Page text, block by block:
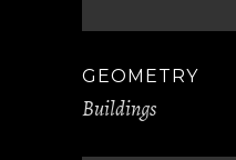
GEOMETRY
Buildings